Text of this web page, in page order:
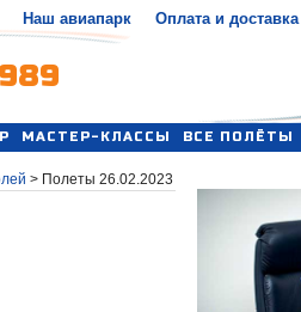
Наш авиапарк Оплата и доставка
МАСТЕР-КЛАССЫ ВСЕ ПОЛЁТЫ
> Полеты 26.02.2023